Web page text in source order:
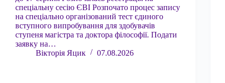
спеціальну сесію ЄВІ Розпочато процес запису
на спеціально організований тест єдиного
вступного випробування для здобувачів
ступеня магістра та доктора філософії. Подати
заявку на…
Вікторія Яцик
07.08.2026